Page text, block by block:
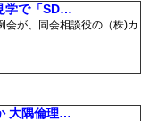
学で「SD…
が、同会相談役の（株)カ
大隅倫理…